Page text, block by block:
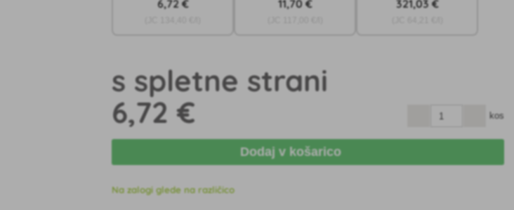
6,72 € 11,70 € 321,03 €
s spletne strani
6,72 € kos
Dodaj v košarico
Na zalogi glede na različico